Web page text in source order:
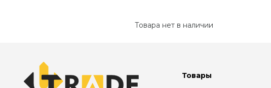
Товара нет в наличии
Товары